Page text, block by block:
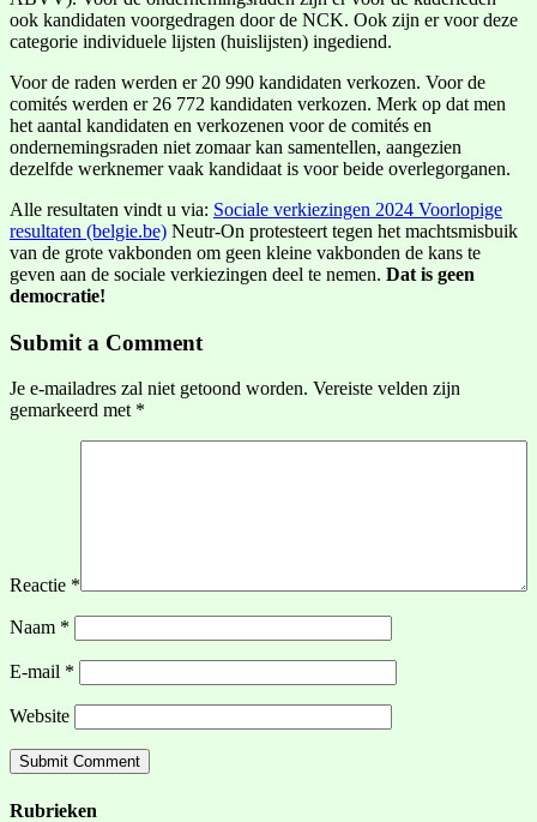
ook kandidaten voorgedragen door de NCK. Ook zijn er voor deze
categorie individuele lijsten (huislijsten) ingediend.
Voor de raden werden er 20 990 kandidaten verkozen. Voor de
comités werden er 26 772 kandidaten verkozen. Merk op dat men
het aantal kandidaten en verkozenen voor de comités en
ondernemingsraden niet zomaar kan samentellen, aangezien
dezelfde werknemer vaak kandidaat is voor beide overlegorganen.
Alle resultaten vindt u via: Sociale verkiezingen 2024 Voorlopige
resultaten (belgie.be) Neutr-On protesteert tegen het machtsmisbuik
van de grote vakbonden om geen kleine vakbonden de kans te
geven aan de sociale verkiezingen deel te nemen. Dat is geen
democratie!
Submit a Comment
Je e-mailadres zal niet getoond worden. Vereiste velden zijn
gemarkeerd met *
Reactie *
Naam *
E-mail *
Website
Rubrieken